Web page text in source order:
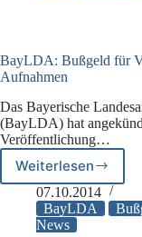
BayLDA: Bußgeld für
Aufnahmen
Das Bayerische
(BayLDA) hat
Veröffentlichung…
Weiterlesen
BayLDA:
Bußgeld
für
07.10.2014
BayLDA
News